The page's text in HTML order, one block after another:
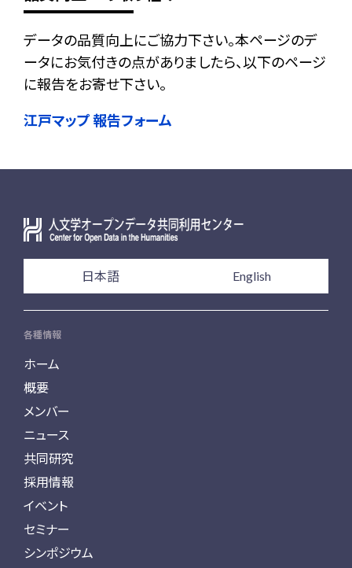
データの品質向上にご協力下さい。本ページのデ
ータにお気付きの点がありましたら、以下のページ
に報告をお寄せ下さい。
江戸マップ 報告フォーム
日本語 English
各種情報
ホーム
概要
メンバー
ニュース
共同研究
採用情報
イベント
セミナー
シンポジウム